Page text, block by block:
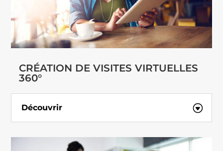
CRÉATION DE VISITES VIRTUELLES
360°
Découvrir